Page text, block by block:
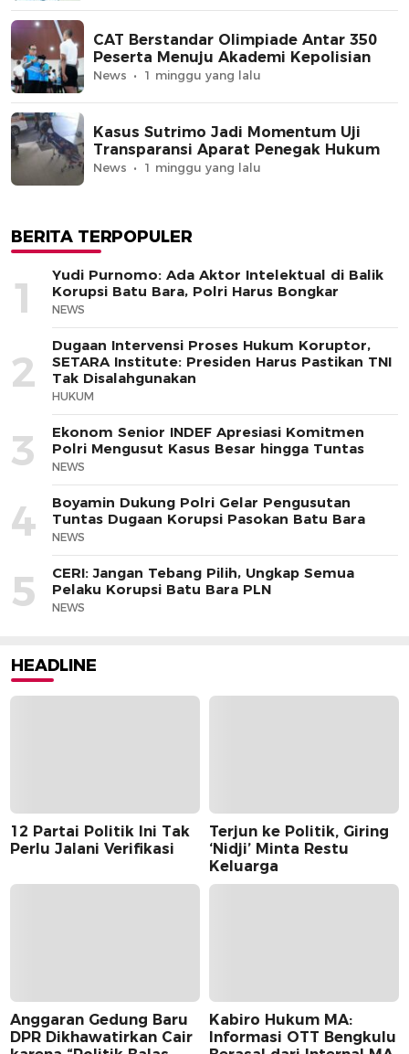
CAT Berstandar Olimpiade Antar 350
Peserta Menuju Akademi Kepolisian
News 1 minggu yang lalu
Kasus Sutrimo Jadi Momentum Uji
Transparansi Aparat Penegak Hukum
News 1 minggu yang lalu
BERITA TERPOPULER
1
Yudi Purnomo: Ada Aktor Intelektual di Balik
Korupsi Batu Bara, Polri Harus Bongkar
NEWS
2
Dugaan Intervensi Proses Hukum Koruptor,
SETARA Institute: Presiden Harus Pastikan TNI
Tak Disalahgunakan
HUKUM
3
Ekonom Senior INDEF Apresiasi Komitmen
Polri Mengusut Kasus Besar hingga Tuntas
NEWS
4
Boyamin Dukung Polri Gelar Pengusutan
Tuntas Dugaan Korupsi Pasokan Batu Bara
NEWS
5
CERI: Jangan Tebang Pilih, Ungkap Semua
Pelaku Korupsi Batu Bara PLN
NEWS
HEADLINE
12 Partai Politik Ini Tak
Perlu Jalani Verifikasi
Terjun ke Politik, Giring
‘Nidji’ Minta Restu
Keluarga
Anggaran Gedung Baru
DPR Dikhawatirkan Cair
Kabiro Hukum MA:
Informasi OTT Bengkulu